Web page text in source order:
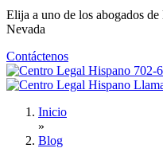
Elija a uno de los abogados de
Nevada
Contáctenos
702-
Inicio
»
Blog